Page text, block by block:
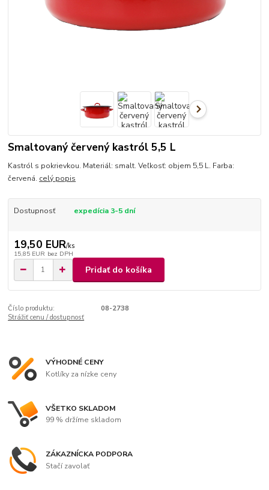
Smaltovaný červený kastról 5,5 L
Kastról s pokrievkou. Materiál: smalt. Veľkosť: objem 5,5 L. Farba:
červená. celý popis
Dostupnosť expedícia 3-5 dní
19,50 EUR/ks
15,85 EUR bez DPH
Pridať do košíka
Číslo produktu:
08-2738
Strážiť cenu / dostupnosť
VÝHODNÉ CENY
Kotlíky za nízke ceny
VŠETKO SKLADOM
99 % držíme skladom
ZÁKAZNÍCKA PODPORA
Stačí zavolať